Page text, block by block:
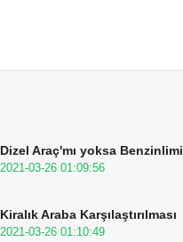
Dizel Araç'mı yoksa Benzinlimi
2021-03-26 01:09:56
Kiralık Araba Karşılaştırılması
2021-03-26 01:10:49